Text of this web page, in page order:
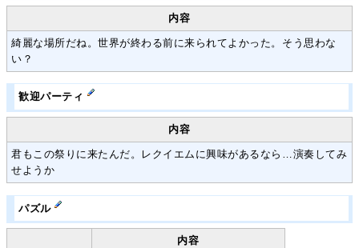
内容
綺麗な場所だね。世界が終わる前に来られてよかった。そう思わな
い？
歓迎パーティ
内容
君もこの祭りに来たんだ。レクイエムに興味があるなら…演奏してみ
せようか
パズル
内容